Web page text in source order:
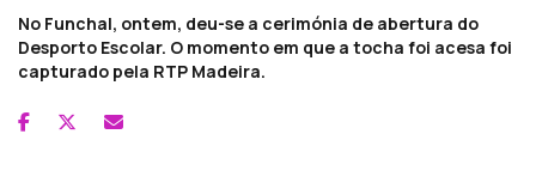
No Funchal, ontem, deu-se a cerimónia de abertura do
Desporto Escolar. O momento em que a tocha foi acesa foi
capturado pela RTP Madeira.